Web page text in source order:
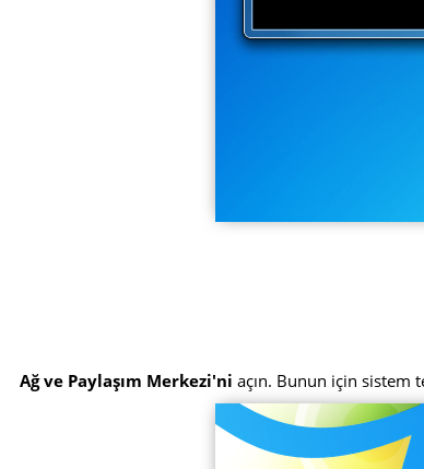
Ağ ve Paylaşım Merkezi'ni açın. Bunun için sistem